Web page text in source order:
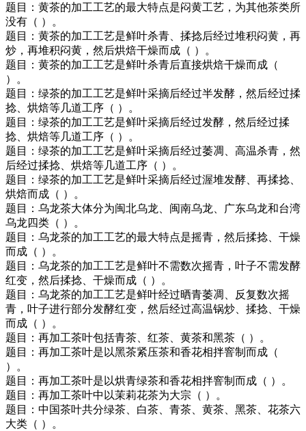
题目：黄茶的加工工艺的最大特点是闷黄工艺，为其他茶类所
没有（ ）。
题目：黄茶的加工工艺是鲜叶杀青、揉捻后经过堆积闷黄，再
炒，再堆积闷黄，然后烘焙干燥而成（ ）。
题目：黄茶的加工工艺是鲜叶杀青后直接烘焙干燥而成（
）。
题目：绿茶的加工工艺是鲜叶采摘后经过半发酵，然后经过揉
捻、烘焙等几道工序（ ）。
题目：绿茶的加工工艺是鲜叶采摘后经过发酵，然后经过揉
捻、烘焙等几道工序（ ）。
题目：绿茶的加工工艺是鲜叶采摘后经过萎凋、高温杀青，然
后经过揉捻、烘焙等几道工序（ ）。
题目：绿茶的加工工艺是鲜叶采摘后经过渥堆发酵、再揉捻、
烘焙而成（ ）。
题目：乌龙茶大体分为闽北乌龙、闽南乌龙、广东乌龙和台湾
乌龙四类（ ）。
题目：乌龙茶的加工工艺的最大特点是摇青，然后揉捻、干燥
而成（ ）。
题目：乌龙茶的加工工艺是鲜叶不需数次摇青，叶子不需发酵
红变，然后揉捻、干燥而成（ ）。
题目：乌龙茶的加工工艺是鲜叶经过晒青萎凋、反复数次摇
青，叶子进行部分发酵红变，然后经过高温锅炒、揉捻、干燥
而成（ ）。
题目：再加工茶叶包括青茶、红茶、黄茶和黑茶（ ）。
题目：再加工茶叶是以黑茶紧压茶和香花相拌窨制而成（
）。
题目：再加工茶叶是以烘青绿茶和香花相拌窨制而成（ ）。
题目：再加工茶叶中以茉莉花茶为大宗（ ）。
题目：中国茶叶共分绿茶、白茶、青茶、黄茶、黑茶、花茶六
大类（ ）。